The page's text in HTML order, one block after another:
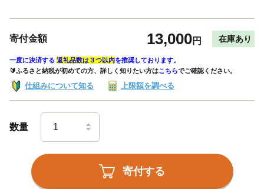
寄付金額 13,000円 在庫あり
一度に決済する 返礼品数は３つ以内を推奨しております。
🔰ふるさと納税が初めての方、詳しく知りたい方はこちらでご確認ください。
仕組みについて知る 上限額を調べる
数量
寄付する